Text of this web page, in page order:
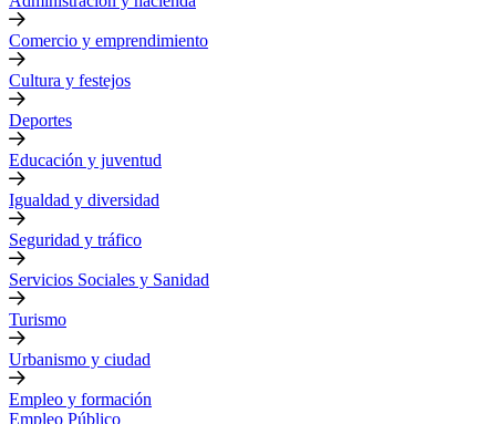
Comercio y emprendimiento
Cultura y festejos
Deportes
Educación y juventud
Igualdad y diversidad
Seguridad y tráfico
Servicios Sociales y Sanidad
Turismo
Urbanismo y ciudad
Empleo y formación
Empleo Público